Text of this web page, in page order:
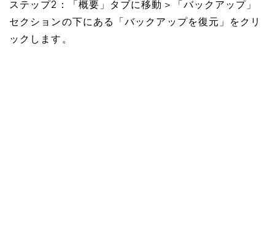
ステップ2：「概要」タブに移動＞「バックアップ」
セクションの下にある「バックアップを復元」をクリ
ックします。